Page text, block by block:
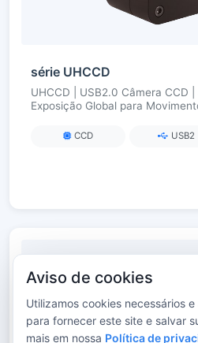
série UHCCD
UHCCD | USB2.0 Câmera CCD |
Exposição Global para
CCD USB2
Aviso de cookies
Utilizamos cookies necessários
para fornecer este site e salvar
mais em nossa Política de